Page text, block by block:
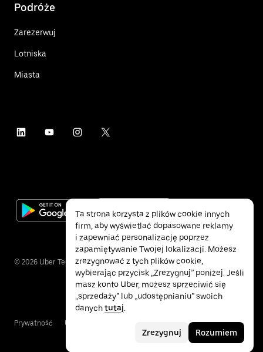
Podróże
Zarezerwuj
Lotniska
Miasta
© 2026 Uber Technologies Inc.
Prywatność Ułatwienia dostępu
Ta strona korzysta z plików cookie innych
firm, aby wyświetlać dopasowane reklamy
i zapewniać personalizację poprzez
zapamiętywanie Twojej lokalizacji. Możesz
zrezygnować z tych plików cookie,
wybierając przycisk „Zrezygnuj” poniżej. Jeśli
masz konto Uber, możesz sprzeciwić się
„sprzedaży” lub „udostępnianiu” swoich
danychtutaj.
Zrezygnuj Rozumiem